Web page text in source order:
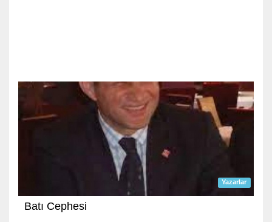
Yazarlar
Batı Cephesi